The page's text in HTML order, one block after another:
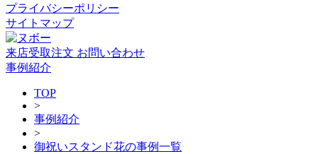
プライバシーポリシー
サイトマップ
来店受取注文 お問い合わせ
事例紹介
TOP
>
事例紹介
>
御祝いスタンド花の事例一覧